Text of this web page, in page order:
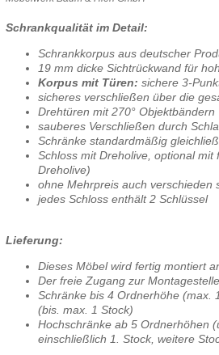
Schrankqualität im Detail:
Schrankkorpus aus deutscher
19 mm dicke Sichtrückwand für
Korpus mit Türen: sichere 3-
sicheres verschließen über die
Drehtüren mit 270° Objektbändern
sauberes Verschließen durch
Schränke standardmäßig
Schloss mit Dreholive, optional
Dreholive)
ohne Mehrpreis auch verschieden
jedes Schloss enthält 2 Schlüssel
Lieferung:
Dieses Möbel wird fertig montiert
Der freie Zugang zur
Schränke bis 4 Ordnerhöhe (max.
(bis. max. 1 Stock)
Hochschränke ab 5 Ordnerhöhen
einschließlich 1. Stock, weitere